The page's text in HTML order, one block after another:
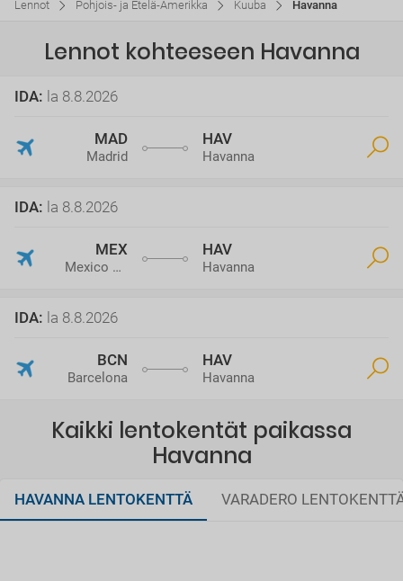
Lennot Pohjois- ja Etelä-Amerikka Kuuba Havanna
Lennot kohteeseen Havanna
IDA: la 8.8.2026
MAD
Madrid
HAV
Havanna
IDA: la 8.8.2026
MEX
Mexico City
HAV
Havanna
IDA: la 8.8.2026
BCN
Barcelona
HAV
Havanna
Kaikki lentokentät paikassa
Havanna
HAVANNA LENTOKENTTÄ VARADERO